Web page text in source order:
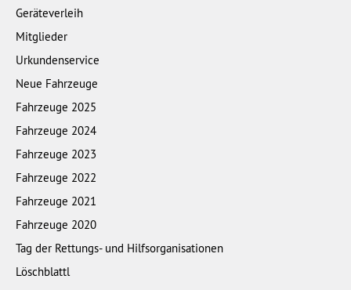
Geräteverleih
Mitglieder
Urkundenservice
Neue Fahrzeuge
Fahrzeuge 2025
Fahrzeuge 2024
Fahrzeuge 2023
Fahrzeuge 2022
Fahrzeuge 2021
Fahrzeuge 2020
Tag der Rettungs- und Hilfsorganisationen
Löschblattl